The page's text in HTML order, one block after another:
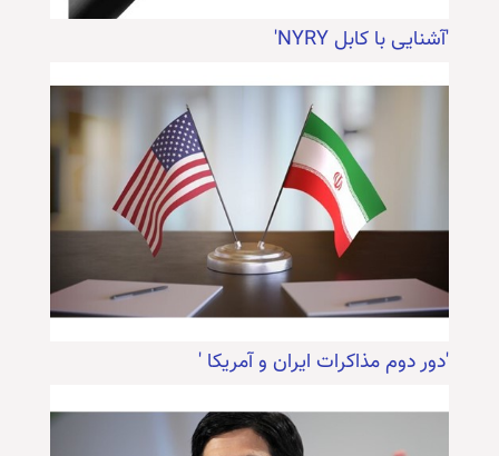
'آشنایی با کابل NYRY'
'دور دوم مذاکرات ایران و آمریکا '